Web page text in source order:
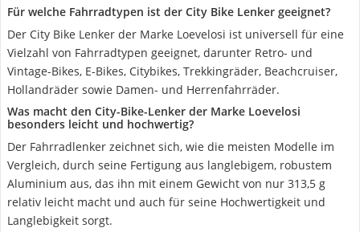
Für welche Fahrradtypen ist der City Bike Lenker geeignet?
Der City Bike Lenker der Marke Loevelosi ist universell für eine
Vielzahl von Fahrradtypen geeignet, darunter Retro- und
Vintage-Bikes, E-Bikes, Citybikes, Trekkingräder, Beachcruiser,
Hollandräder sowie Damen- und Herrenfahrräder.
Was macht den City-Bike-Lenker der Marke Loevelosi
besonders leicht und hochwertig?
Der Fahrradlenker zeichnet sich, wie die meisten Modelle im
Vergleich, durch seine Fertigung aus langlebigem, robustem
Aluminium aus, das ihn mit einem Gewicht von nur 313,5 g
relativ leicht macht und auch für seine Hochwertigkeit und
Langlebigkeit sorgt.